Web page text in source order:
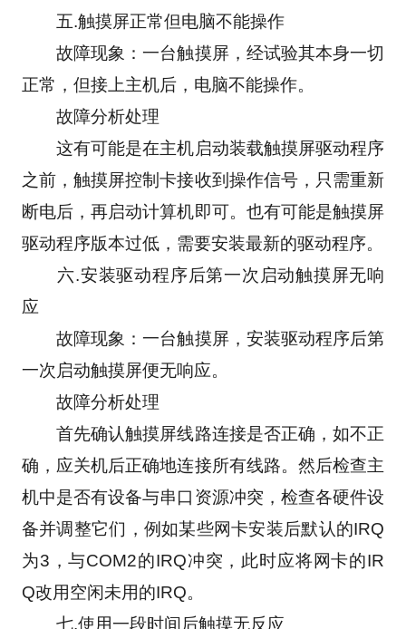
五.触摸屏正常但电脑不能操作
故障现象：一台触摸屏，经试验其本身一切
正常，但接上主机后，电脑不能操作。
故障分析处理
这有可能是在主机启动装载触摸屏驱动程序
之前，触摸屏控制卡接收到操作信号，只需重新
断电后，再启动计算机即可。也有可能是触摸屏
驱动程序版本过低，需要安装最新的驱动程序。
六.安装驱动程序后第一次启动触摸屏无响
应
故障现象：一台触摸屏，安装驱动程序后第
一次启动触摸屏便无响应。
故障分析处理
首先确认触摸屏线路连接是否正确，如不正
确，应关机后正确地连接所有线路。然后检查主
机中是否有设备与串口资源冲突，检查各硬件设
备并调整它们，例如某些网卡安装后默认的IRQ
为3，与COM2的IRQ冲突，此时应将网卡的IR
Q改用空闲未用的IRQ。
七.使用一段时间后触摸无反应